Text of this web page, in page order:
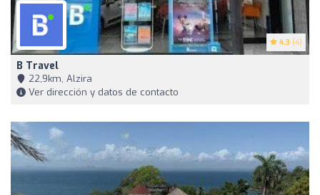
4.3 (4)
B Travel
22,9km, Alzira
Ver dirección y datos de contacto